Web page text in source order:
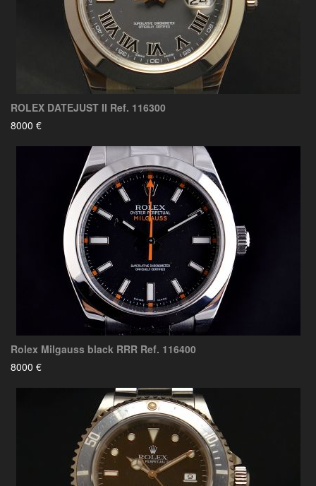
ROLEX DATEJUST II Ref. 116300
8000 €
Rolex Milgauss black RRR Ref. 116400
8000 €